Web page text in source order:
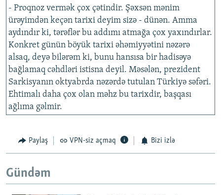
- Proqnoz vermək çox çətindir. Şəxsən mənim
ürəyimdən keçən tarixi deyim sizə - dünən. Amma
aydındır ki, tərəflər bu addımı atmağa çox yaxındırlar.
Konkret günün böyük tarixi əhəmiyyətini nəzərə
alsaq, deyə bilərəm ki, bunu hansısa bir hadisəyə
bağlamaq cəhdləri istisna deyil. Məsələn, prezident
Sarkisyanın oktyabrda nəzərdə tutulan Türkiyə səfəri.
Ehtimalı daha çox olan məhz bu tarixdir, başqası
ağlıma gəlmir.
Paylaş VPN-siz açmaq Bizi izlə
Gündəm